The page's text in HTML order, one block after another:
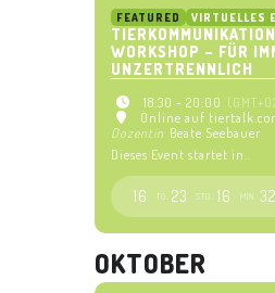
FEATURED VIRTUELLES
TIERKOMMUNIKATION
WORKSHOP – FÜR
UNZERTRENNLICH
18:30 - 20:00
Online auf
Dozentin Beate Seebauer
Dieses Event startet in..
16 TG. 23 STD. 16 MIN. 31
OKTOBER